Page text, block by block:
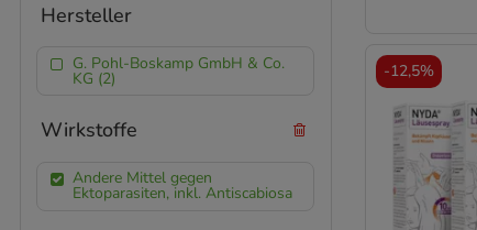
-12,5%
Hersteller
G. Pohl-Boskamp GmbH & Co.
KG (2)
Wirkstoffe
Andere Mittel gegen
Ektoparasiten, inkl. Antiscabiosa